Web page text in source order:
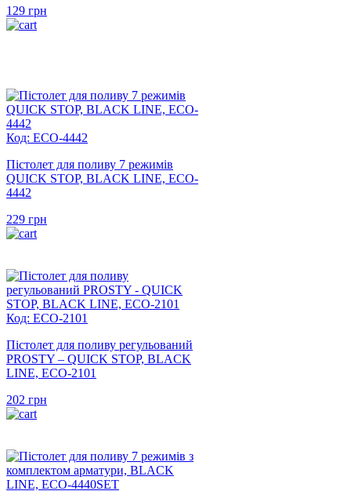
129 грн
Код: ECO-4442
Пістолет для поливу 7 режимів
QUICK STOP, BLACK LINE, ECO-
4442
229 грн
Код: ECO-2101
Пістолет для поливу регульований
PROSTY – QUICK STOP, BLACK
LINE, ECO-2101
202 грн